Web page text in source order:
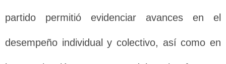
partido permitió evidenciar avances en el
desempeño individual y colectivo, así como en